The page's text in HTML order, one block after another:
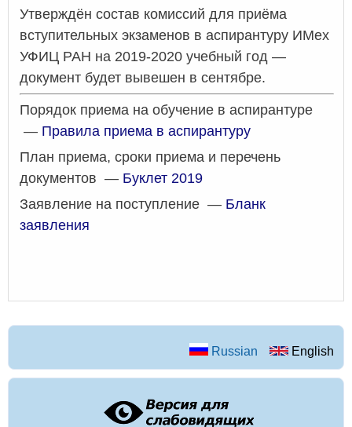
Утверждён состав комиссий для приёма
вступительных экзаменов в аспирантуру ИМех
УФИЦ РАН на 2019-2020 учебный год —
документ будет вывешен в сентябре.
Порядок приема на обучение в аспирантуре
— Правила приема в аспирантуру
План приема, сроки приема и перечень
документов — Буклет 2019
Заявление на поступление — Бланк
заявления
Russian English